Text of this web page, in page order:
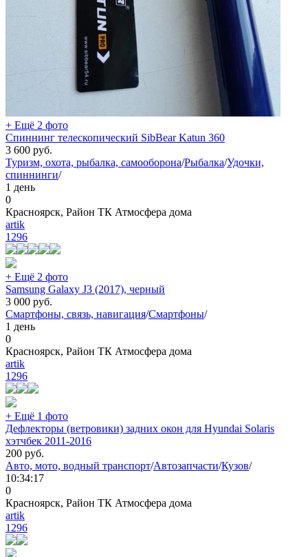
+ Ещё 2 фото
Спиннинг телескопический SibBear Katun 360
3 600 руб.
Туризм, охота, рыбалка, самооборона/Рыбалка/Удочки,
спиннинги/
1 день
0
Красноярск, Район ТК Атмосфера дома
artik
1296
+ Ещё 2 фото
Samsung Galaxy J3 (2017), черный
3 000 руб.
Смартфоны, связь, навигация/Смартфоны/
1 день
0
Красноярск, Район ТК Атмосфера дома
artik
1296
+ Ещё 1 фото
Дефлекторы (ветровики) задних окон для Hyundai Solaris
хэтчбек 2011-2016
200 руб.
Авто, мото, водный транспорт/Автозапчасти/Кузов/
10:34:17
0
Красноярск, Район ТК Атмосфера дома
artik
1296